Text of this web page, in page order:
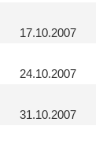
17.10.2007
24.10.2007
31.10.2007